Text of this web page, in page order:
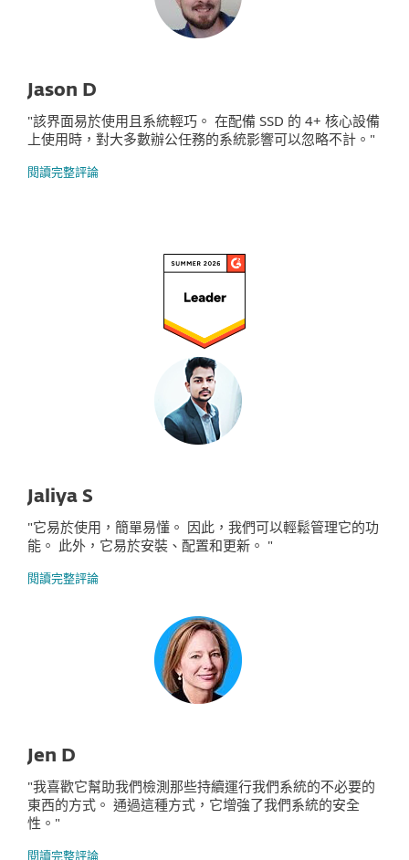
Jason D
"該界面易於使用且系統輕巧。 在配備 SSD 的 4+ 核心設備
上使用時，對大多數辦公任務的系統影響可以忽略不計。"
閱讀完整評論
Jaliya S
"它易於使用，簡單易懂。 因此，我們可以輕鬆管理它的功
能。 此外，它易於安裝、配置和更新。 "
閱讀完整評論
Jen D
"我喜歡它幫助我們檢測那些持續運行我們系統的不必要的
東西的方式。 通過這種方式，它增強了我們系統的安全
性。"
閱讀完整評論